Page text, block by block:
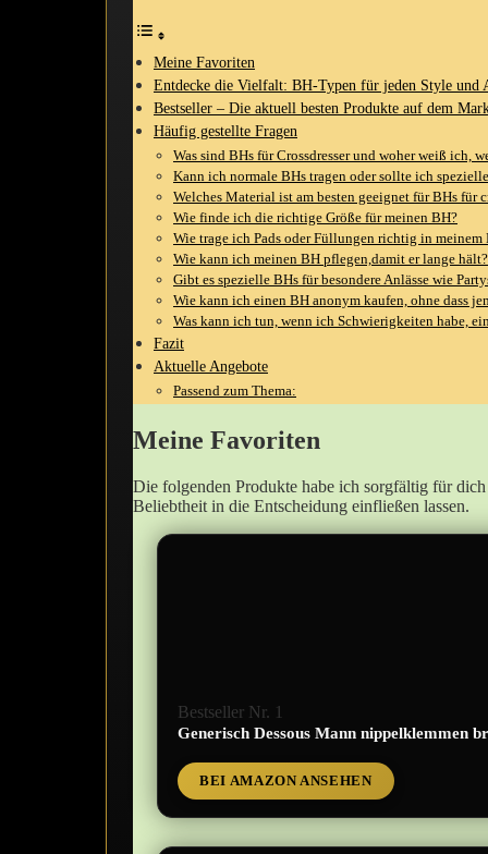
Meine⁤ Favoriten
Entdecke die Vielfalt: BH-Typen für⁣ jeden Style und
Bestseller – Die aktuell besten Produkte auf dem
Häufig gestellte Fragen
Was sind BHs ​für Crossdresser und‍ woher weiß ich,
Kann ich normale ⁢BHs tragen oder sollte ich
Welches Material ist am ‍besten geeignet für BHs für
Wie finde ich‌ die ⁢richtige Größe ‍für meinen BH?
Wie‌ trage ich Pads ‌oder Füllungen richtig in meinem
Wie kann ich meinen BH pflegen,damit er lange hält?
Gibt es spezielle ⁤BHs für besondere Anlässe wie
Wie kann ich einen BH anonym kaufen, ohne ‌dass
Was kann⁢ ich​ tun, ⁣wenn ich Schwierigkeiten habe,⁢
Fazit
Aktuelle Angebote
Passend zum Thema:
Meine⁤ Favoriten
Die folgenden Produkte habe ich sorgfältig für
Beliebtheit in‌ die Entscheidung einfließen lassen.
Bestseller Nr. 1
Generisch Dessous Mann nippelklemmen
BEI AMAZON ANSEHEN